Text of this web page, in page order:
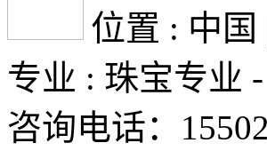
位置 : 中国
专业 : 珠宝专业
咨询电话：